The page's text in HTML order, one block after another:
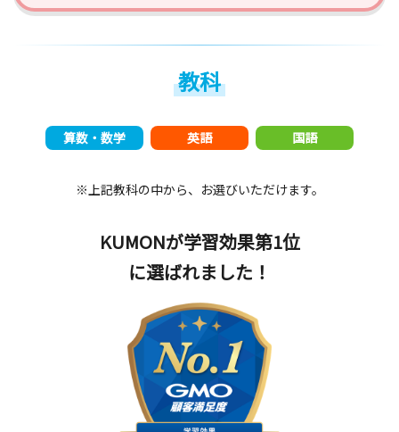
教科
算数・数学 英語 国語
※上記教科の中から、お選びいただけます。
KUMONが学習効果第1位
に選ばれました！